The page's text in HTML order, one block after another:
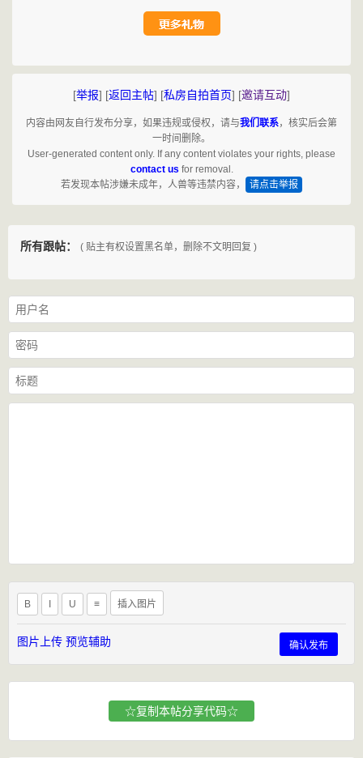
[举报] [返回主帖] [私房自拍首页] [邀请互动]
内容由网友自行发布分享，如果违规或侵权，请与我们联系，核实后会第
一时间删除。
User-generated content only. If any content violates your rights, please
contact us for removal.
若发现本帖涉嫌未成年，人兽等违禁内容，
请点击举报
所有跟帖： ( 贴主有权设置黑名单，删除不文明回复 )
B U ≡ 插入图片
图片上传 预览辅助 确认发布
☆复制本帖分享代码☆